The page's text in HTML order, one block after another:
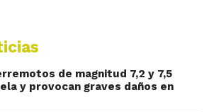
de magnitud 7,2 y 7,5
y provocan graves daños en